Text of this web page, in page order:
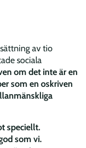
av tio
sociala
om det inte är en
som en oskriven
speciellt.
som vi.